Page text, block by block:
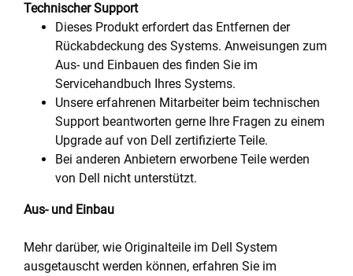
Technischer Support
Dieses Produkt erfordert das Entfernen der
Rückabdeckung des Systems. Anweisungen zum
Aus- und Einbauen des finden Sie im
Servicehandbuch Ihres Systems.
Unsere erfahrenen Mitarbeiter beim technischen
Support beantworten gerne Ihre Fragen zu einem
Upgrade auf von Dell zertifizierte Teile.
Bei anderen Anbietern erworbene Teile werden
von Dell nicht unterstützt.
Aus- und Einbau
Mehr darüber, wie Originalteile im Dell System
ausgetauscht werden können, erfahren Sie im